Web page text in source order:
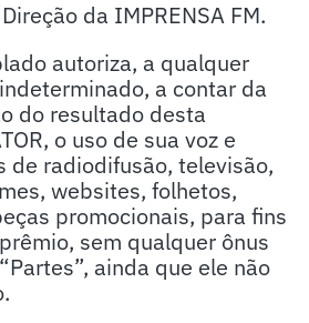
da IMPRENSA FM.
autoriza, a qualquer
a contar da
do resultado desta
o uso de sua voz e
de radiodifusão, televisão,
websites, folhetos,
promocionais, para fins
sem qualquer ônus
ainda que ele não